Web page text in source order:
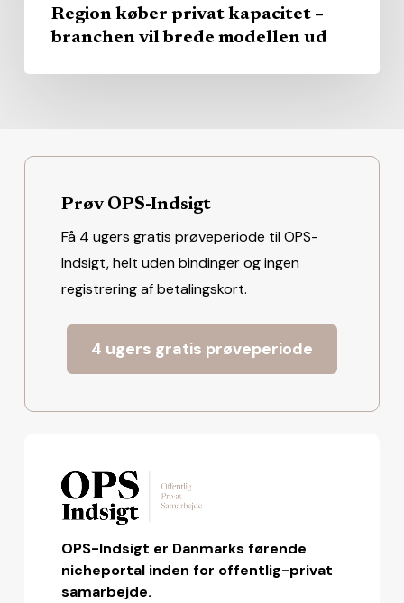
Region køber privat kapacitet –
branchen vil brede modellen ud
Prøv OPS-Indsigt
Få 4 ugers gratis prøveperiode til OPS-
Indsigt, helt uden bindinger og ingen
registrering af betalingskort.
4 ugers gratis prøveperiode
OPS-Indsigt er Danmarks førende
nicheportal inden for offentlig-privat
samarbejde.